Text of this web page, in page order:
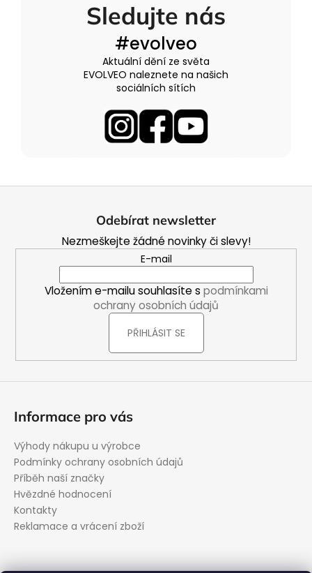
Sledujte nás
#evolveo
Aktuální dění ze světa
EVOLVEO naleznete na našich
sociálních sítích
Odebírat newsletter
Nezmeškejte žádné novinky či slevy!
E-mail
Vložením e-mailu souhlasíte s podmínkami
ochrany osobních údajů
PŘIHLÁSIT SE
Informace pro vás
Výhody nákupu u výrobce
Podmínky ochrany osobních údajů
Příběh naší značky
Hvězdné hodnocení
Kontakty
Reklamace a vrácení zboží